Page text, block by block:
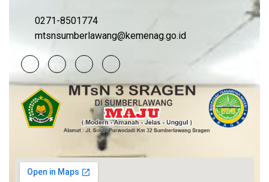
0271-8501774
mtsnsumberlawang@kemenag.go.id